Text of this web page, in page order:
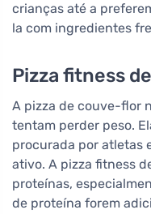
crianças até a
la com ingredientes
Pizza fitness
A pizza de couve-flor
tentam perder peso.
procurada por atletas
ativo. A pizza fitness
proteínas,
de proteína forem